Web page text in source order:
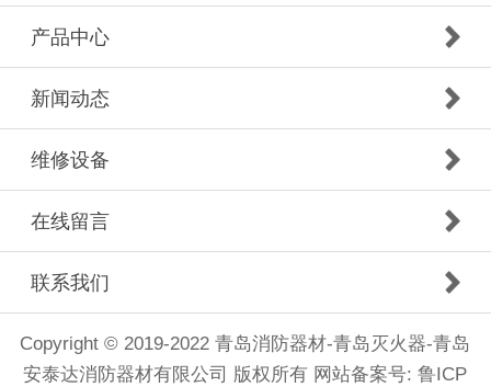
产品中心
新闻动态
维修设备
在线留言
联系我们
Copyright © 2019-2022 青岛消防器材-青岛灭火器-青岛
安泰达消防器材有限公司 版权所有 网站备案号: 鲁ICP